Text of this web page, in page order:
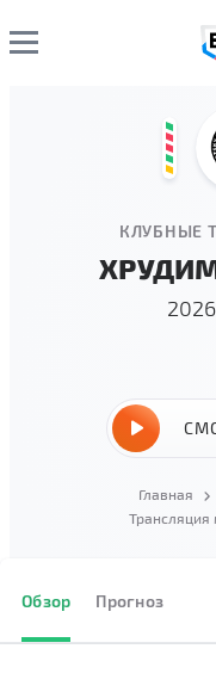
КЛУБНЫЕ
Главная
Трансляция
Обзор Прогноз